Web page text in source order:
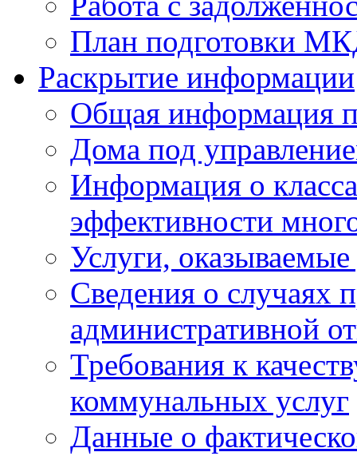
План подготовки
Раскрытие информации
Общая информация
Дома под
Информация о
эффективности
Услуги,
Сведения о случаях
административной
Требования к
коммунальных услуг
Данные о